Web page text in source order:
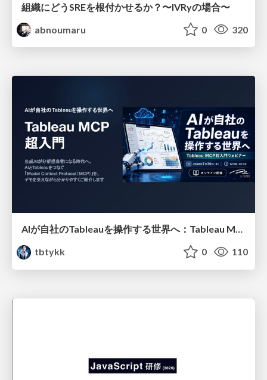
組織にどうSREを根付かせるか？〜IVRyの場合〜
abnoumaru
0 320
AIが自社のTableauを操作する世界へ：Tableau MCP超入門
tbtykk
0 110